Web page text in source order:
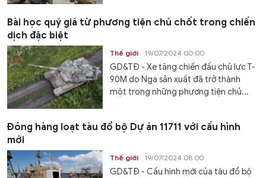
Bài học quý giá từ phương tiện chủ chốt trong chiến
dịch đặc biệt
Thế giới 19/07/2024 00:00
GD&TĐ - Xe tăng chiến đấu chủ lực T-
90M do Nga sản xuất đã trở thành
một trong những phương tiện chủ...
Đóng hàng loạt tàu đổ bộ Dự án 11711 với cấu hình
mới
Thế giới 19/07/2024 08:00
GD&TĐ - Cấu hình mới của tàu đổ bộ